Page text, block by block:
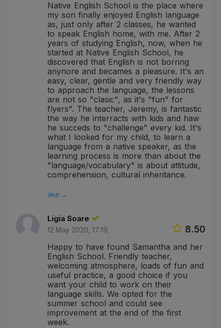
Native English School is the place where
my son finally enjoyed English language
as, just only after 2 classes, he wanted
to speak English home, with me. After 2
years of studying English, now, when he
started at Native English School, he
discovered that English is not borring
anynore and becames a pleasure. It's an
easy, clear, gentle and very friendly way
to approach the language, the lessons
are not so "clasic", as it's "fun" for
flyers". The teacher, Jeremy, is fantastic
the way he interracts with kids and haw
he succeds to "challenge" every kid. It's
what I looked for my child, to learn a
language from a native speaker, as the
learning process is more than about the
"language/vocabulary" is about attitude,
comprehension, cultural inheritance.
Vezi →
Ligia Soare
8.50
12 May 2020, 17:19,
Happy to have found Samantha and her
English School. Friendly teacher,
welcoming atmosphere, loads of fun and
useful practice, a good choice if you
want your child to work on their
language skills. We opted for the
summer school and could see
improvement at the end of the first
week.